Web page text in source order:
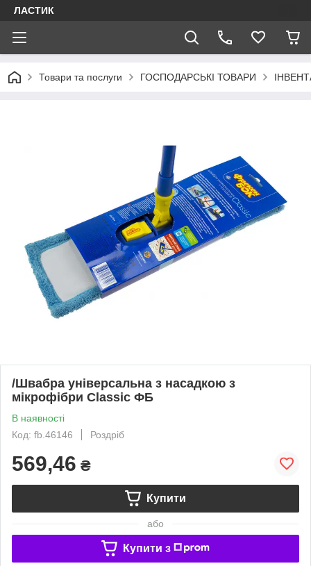
ЛАСТИК
Товари та послуги ГОСПОДАРСЬКІ ТОВАРИ
/Швабра універсальна з насадкою з
мікрофібри Classic ФБ
В наявності
Код: fb.46146
Роздріб
569,46 ₴
Купити
або
Купити з